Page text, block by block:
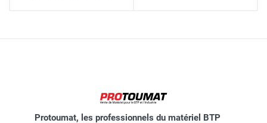
Protoumat, les professionnels du matériel BTP